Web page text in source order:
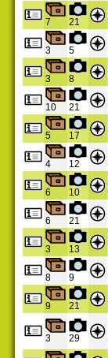
7 21
3 5
3 8
10 21
5 17
4 12
6 10
6 21
3 13
8 9
9 21
3 29